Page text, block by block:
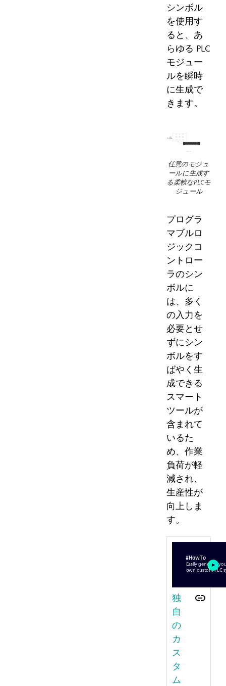
シンボル
を使用す
ると、あ
らゆる PLC
モジュー
ルを瞬時
に生成で
きます。
任意のモジュ
ールに生成す
る柔軟なPLCモ
ジュール
プログラ
マブルロ
ジックコ
ントロー
ラのシン
ボルに
は、多く
の入力を
必要とせ
ずにシン
ボルをす
ばやく生
成できる
スマート
ツールが
含まれて
いるた
め、作業
負荷が軽
減され、
生産性が
向上しま
す。
独
自
の
カ
ス
タ
ム